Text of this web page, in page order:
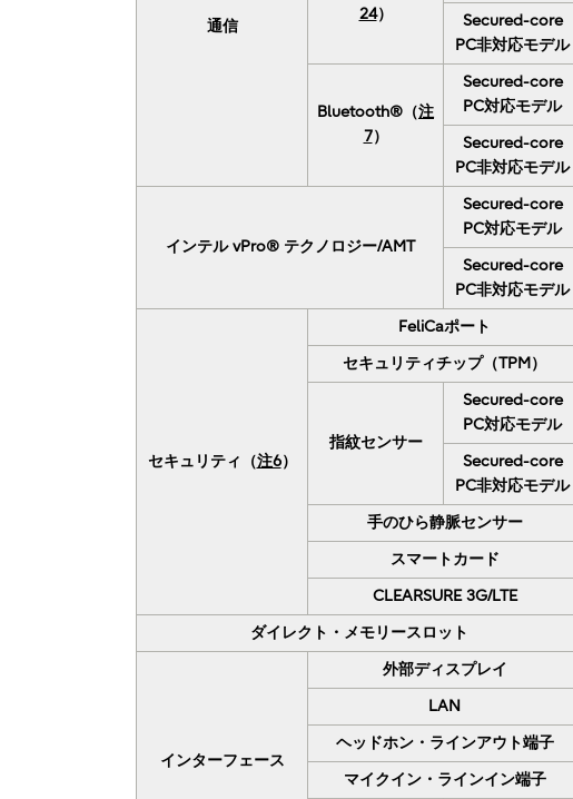
通信
24）
Secured-core
PC非対応モデル
Bluetooth®（注
7）
Secured-core
PC対応モデル
Secured-core
PC非対応モデル
インテル vPro® テクノロジー/AMT
Secured-core
PC対応モデル
Secured-core
PC非対応モデル
セキュリティ（注6）
FeliCaポート
セキュリティチップ（TPM）
指紋センサー
Secured-core
PC対応モデル
Secured-core
PC非対応モデル
手のひら静脈センサー
スマートカード
CLEARSURE 3G/LTE
ダイレクト・メモリースロット
インターフェース
外部ディスプレイ
LAN
ヘッドホン・ラインアウト端子
マイクイン・ラインイン端子